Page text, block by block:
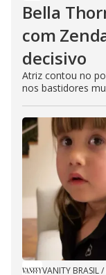
Bella
com
decisivo
Atriz contou no
nos bastidores
VANITY BRASIL/